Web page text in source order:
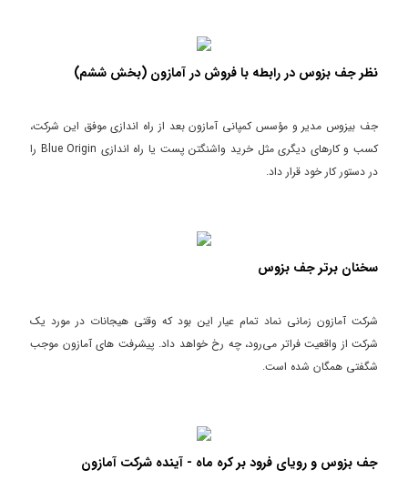
نظر جف بزوس در رابطه با فروش در آمازون (بخش ششم)
جف بیزوس مدیر و مؤسس کمپانی آمازون بعد از راه اندازی موفق این شرکت،
کسب و کارهای دیگری مثل خرید واشنگتن پست یا راه اندازی Blue Origin را
در دستور کار خود قرار داد.
سخنان برتر جف بزوس
شرکت آمازون زمانی نماد تمام عیار این بود که وقتی هیجانات در مورد یک
شرکت از واقعیت فراتر می‌رود، چه رخ خواهد داد. پیشرفت های آمازون موجب
شگفتی همگان شده است.
جف بزوس و رویای فرود بر کره ماه - آینده شرکت آمازون